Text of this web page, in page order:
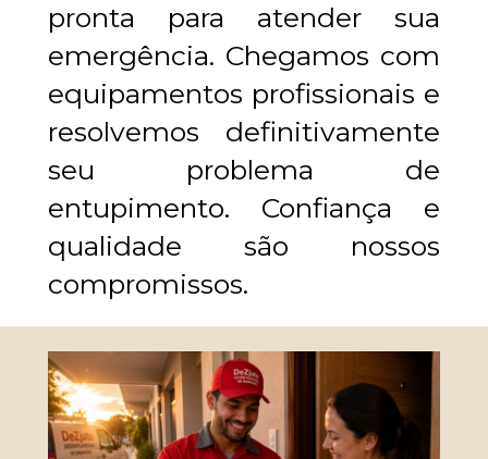
pronta para atender sua
emergência. Chegamos com
equipamentos profissionais e
resolvemos definitivamente
seu problema de
entupimento. Confiança e
qualidade são nossos
compromissos.